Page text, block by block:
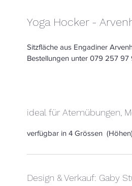
Yoga Hocker -
Sitzfläche aus Engadiner
Bestellungen unter 079 257
ideal für Atemübungen,
verfügbar in 4 Grössen  (Höhen)
Design & Verkauf: Gaby